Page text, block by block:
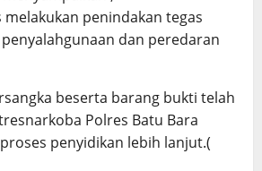
melakukan penindakan tegas
dan peredaran
beserta barang bukti telah
Polres Batu Bara
penyidikan lebih lanjut.(